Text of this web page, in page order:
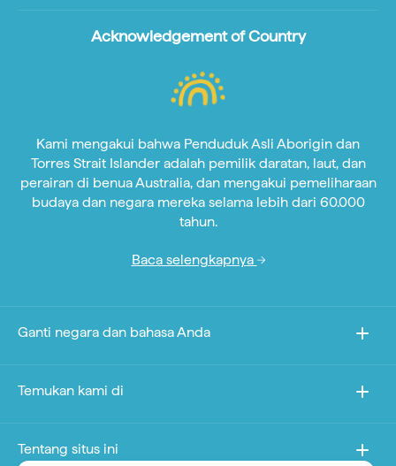
Acknowledgement of Country
Kami mengakui bahwa Penduduk Asli Aborigin dan
Torres Strait Islander adalah pemilik daratan, laut, dan
perairan di benua Australia, dan mengakui pemeliharaan
budaya dan negara mereka selama lebih dari 60.000
tahun.
Baca selengkapnya
Ganti negara dan bahasa Anda
Temukan kami di
Tentang situs ini